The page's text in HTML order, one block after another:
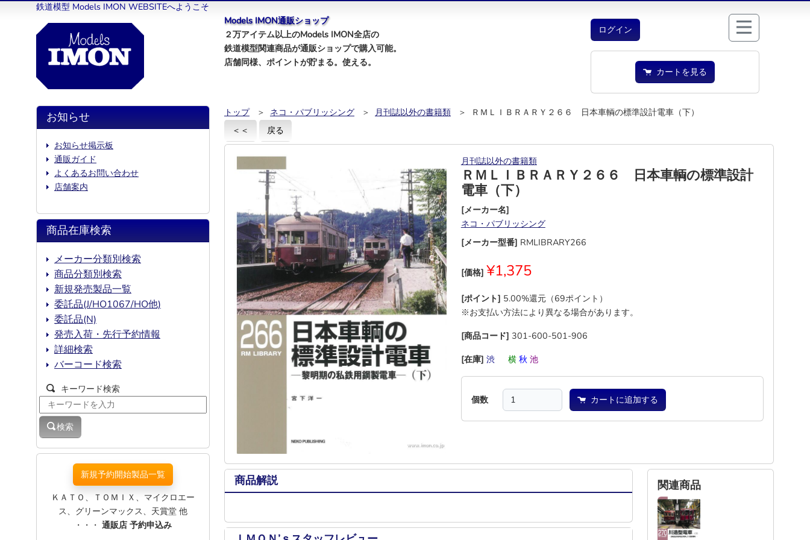
鉄道模型 Models IMON WEBSITEへようこそ
Models IMON通販ショップ
２万アイテム以上のModels IMON全店の
鉄道模型関連商品が通販ショップで購入可能。
店舗同様、ポイントが貯まる。使える。
ログイン
カートを見る
トップ ＞ ネコ・パブリッシング ＞ 月刊誌以外の書籍類
＞ ＲＭＬＩＢＲＡＲＹ２６６ 日本車輌の標準設計電車（下）
＜＜
戻る
月刊誌以外の書籍類
ＲＭＬＩＢＲＡＲＹ２６６ 日本車輌の標準設計
電車（下）
[メーカー名]
ネコ・パブリッシング
[メーカー型番] RMLIBRARY266
[価格] ¥1,375
[ポイント] 5.00%還元（69ポイント）
※お支払い方法により異なる場合があります。
[商品コード] 301-600-501-906
[在庫] 渋 横 秋 池
個数 カートに追加する
商品解説 関連商品
お知らせ
お知らせ掲示板
通販ガイド
よくあるお問い合わせ
店舗案内
商品在庫検索
メーカー分類別検索
商品分類別検索
新規発売製品一覧
委託品(J/HO1067/HO他)
委託品(N)
発売入荷・先行予約情報
詳細検索
バーコード検索
キーワード検索
検索
新規予約開始製品一覧
ＫＡＴＯ、ＴＯＭＩＸ、マイクロエー
ス、グリーンマックス、天賞堂 他
・・・ 通販店 予約申込み